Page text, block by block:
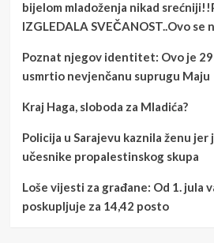
bijelom mladoženja nikad
IZGLEDALA SVEČANOST..Ovo se
Poznat njegov identitet: Ovo je
usmrtio nevjenčanu suprugu Maju
Kraj Haga, sloboda za Mladića?
Policija u Sarajevu kaznila ženu jer
učesnike propalestinskog skupa
Loše vijesti za građane: Od 1. jula
poskupljuje za 14,42 posto